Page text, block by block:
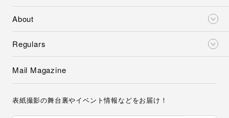
About
Regulars
Mail Magazine
表紙撮影の舞台裏やイベント情報などをお届け！